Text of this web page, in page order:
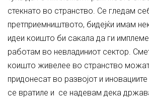
стекнато во странство. Се гледам
претприемништвото, бидејќи имам
идеи коишто би сакала да ги
работам во невладиниот сектор.
коишто живелее во странство
придонесат во развојот и
се вратиле и се надевам дека